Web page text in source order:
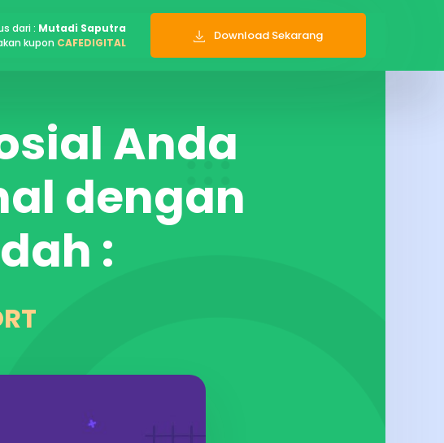
dari : Mutadi Saputra
kupon CAFEDIGITAL Download Sekarang
Anda
dengan
: